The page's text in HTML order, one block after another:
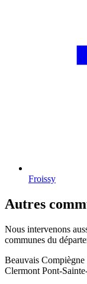
Froissy
Autres
Nous intervenons
communes du
Beauvais Compiègne
Clermont Pont-